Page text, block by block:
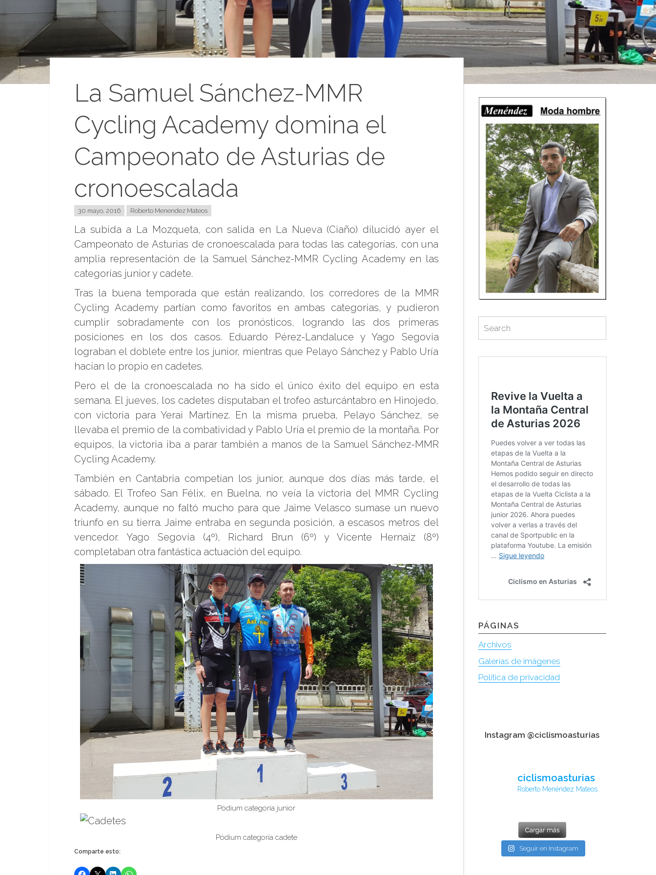
La Samuel Sánchez-MMR
Cycling Academy domina el
Campeonato de Asturias de
cronoescalada
30 mayo, 2016 Roberto Menendez Mateos
La subida a La Mozqueta, con salida en La Nueva (Ciaño) dilucidó ayer el
Campeonato de Asturias de cronoescalada para todas las categorías, con una
amplia representación de la Samuel Sánchez-MMR Cycling Academy en las
categorías junior y cadete.
Tras la buena temporada que están realizando, los corredores de la MMR
Cycling Academy partían como favoritos en ambas categorías, y pudieron
cumplir sobradamente con los pronósticos, logrando las dos primeras
posiciones en los dos casos. Eduardo Pérez-Landaluce y Yago Segovia
lograban el doblete entre los junior, mientras que Pelayo Sánchez y Pablo Uría
hacían lo propio en cadetes.
Pero el de la cronoescalada no ha sido el único éxito del equipo en esta
semana. El jueves, los cadetes disputaban el trofeo asturcántabro en Hinojedo,
con victoria para Yerai Martínez. En la misma prueba, Pelayo Sánchez, se
llevaba el premio de la combatividad y Pablo Uría el premio de la montaña. Por
equipos, la victoria iba a parar también a manos de la Samuel Sánchez-MMR
Cycling Academy.
También en Cantabria competían los junior, aunque dos días más tarde, el
sábado. El Trofeo San Félix, en Buelna, no veía la victoria del MMR Cycling
Academy, aunque no faltó mucho para que Jaime Velasco sumase un nuevo
triunfo en su tierra. Jaime entraba en segunda posición, a escasos metros del
vencedor. Yago Segovia (4º), Richard Brun (6º) y Vicente Hernaiz (8º)
completaban otra fantástica actuación del equipo.
Pódium categoría junior
Pódium categoría cadete
Comparte esto:
for:
Search
PÁGINAS
Archivos
Galerías de imágenes
Política de privacidad
Instagram @ciclismoasturias
ciclismoasturias
Roberto Menéndez Mateos
Cargar más
Seguir en Instagram